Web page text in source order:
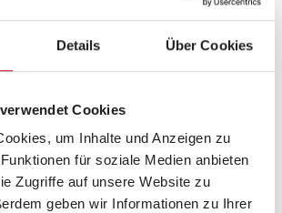
Details Über Cookies
Cookies
um Inhalte und Anzeigen zu
für soziale Medien anbieten
Zugriffe auf unsere Website zu
geben wir Informationen zu Ihrer